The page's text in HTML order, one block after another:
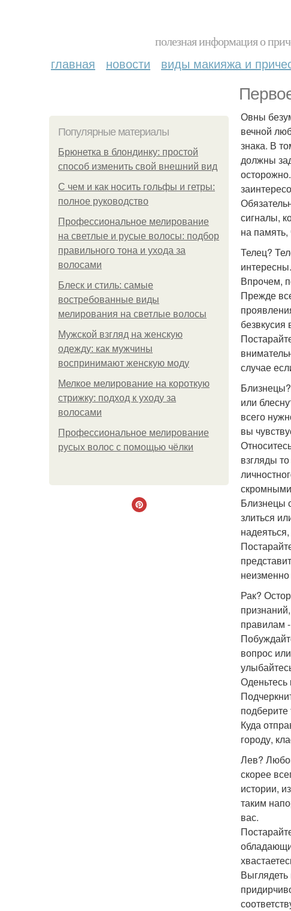
полезная информация о
главная новости виды макияжа и
Популярные материалы
Брюнетка в блондинку: простой
способ изменить свой внешний вид
С чем и как носить гольфы и гетры:
полное руководство
Профессиональное мелирование
на светлые и русые волосы: подбор
правильного тона и ухода за
волосами
Блеск и стиль: самые
востребованные виды
мелирования на светлые волосы
Мужской взгляд на женскую
одежду: как мужчины
воспринимают женскую моду
Мелкое мелирование на короткую
стрижку: подход к уходу за
волосами
Профессиональное мелирование
русых волос с помощью чёлки
Овны
вечной
знака. В
должны
сигналы,
на память,
Телец?
Впрочем,
Прежде
случае
или
всего
вы
взгляды
Близнецы
злиться
Рак?
правилам
вопрос
Оденьтесь
Куда
городу,
Лев?
скорее
истории,
таким
вас.